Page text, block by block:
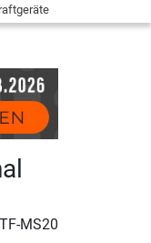
TF-MS20